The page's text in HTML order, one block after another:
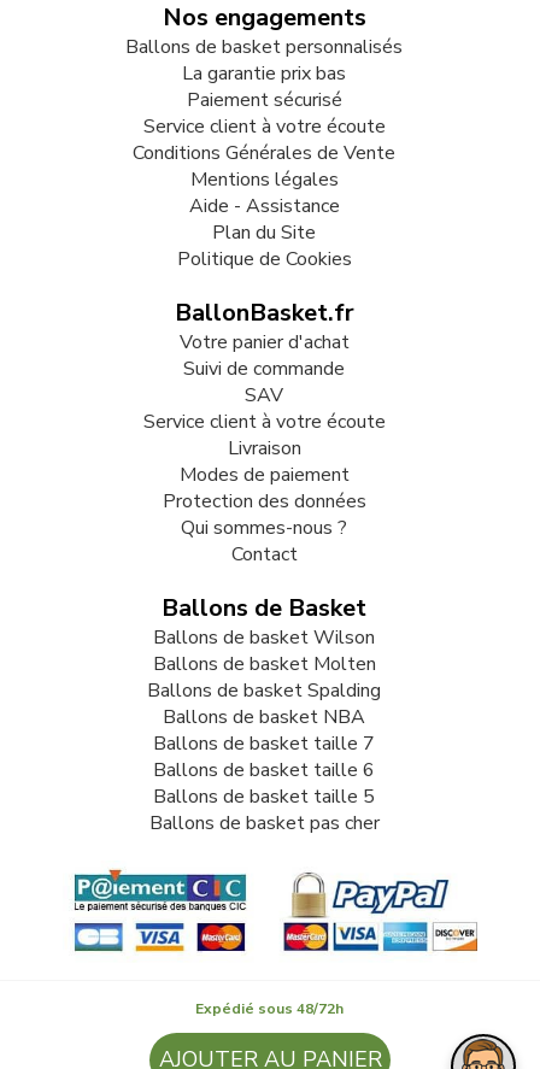
Expédié sous 48/72h
AJOUTER AU PANIER
Nos engagements
Ballons de basket personnalisés
La garantie prix bas
Paiement sécurisé
Service client à votre écoute
Conditions Générales de Vente
Mentions légales
Aide - Assistance
Plan du Site
Politique de Cookies
BallonBasket.fr
Votre panier d'achat
Suivi de commande
SAV
Service client à votre écoute
Livraison
Modes de paiement
Protection des données
Qui sommes-nous ?
Contact
Ballons de Basket
Ballons de basket Wilson
Ballons de basket Molten
Ballons de basket Spalding
Ballons de basket NBA
Ballons de basket taille 7
Ballons de basket taille 6
Ballons de basket taille 5
Ballons de basket pas cher
© 2009-2026 LB82. Tous droits réservés - ballonbasket.fr -